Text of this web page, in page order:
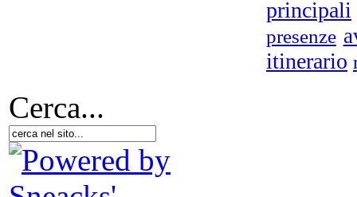
principali
presenze
itinerario
Cerca...